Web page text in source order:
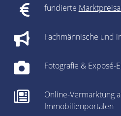
fundierte
Fachmännische und
Fotografie & Exposé-
Online-Vermarktung
Immobilienportalen